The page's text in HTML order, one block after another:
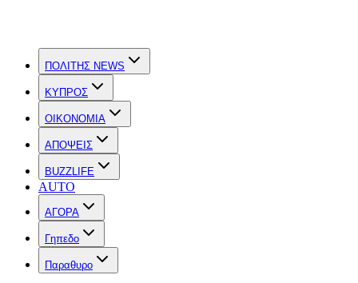
ΠΟΛΙΤΗΣ NEWS
ΚΥΠΡΟΣ
OIKONOMIA
ΑΠΟΨΕΙΣ
BUZZLIFE
AUTO
ΑΓΟΡΑ
Γηπεδο
Παραθυρο